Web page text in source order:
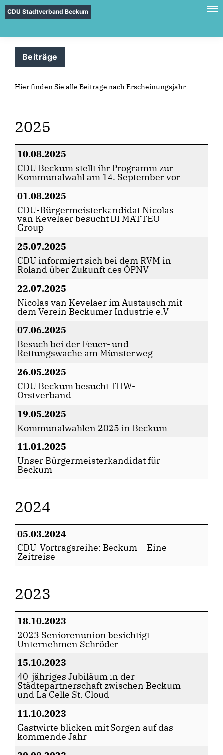
CDU Stadtverband Beckum
Beiträge
Hier finden Sie alle Beiträge nach Erscheinungsjahr
2025
10.08.2025
CDU Beckum stellt ihr Programm zur
Kommunalwahl am 14. September vor
01.08.2025
CDU-Bürgermeisterkandidat Nicolas
van Kevelaer besucht DI MATTEO
Group
25.07.2025
CDU informiert sich bei dem RVM in
Roland über Zukunft des ÖPNV
22.07.2025
Nicolas van Kevelaer im Austausch mit
dem Verein Beckumer Industrie e.V
07.06.2025
Besuch bei der Feuer- und
Rettungswache am Münsterweg
26.05.2025
CDU Beckum besucht THW-
Orstverband
19.05.2025
Kommunalwahlen 2025 in Beckum
11.01.2025
Unser Bürgermeisterkandidat für
Beckum
2024
05.03.2024
CDU-Vortragsreihe: Beckum – Eine
Zeitreise
2023
18.10.2023
2023 Seniorenunion besichtigt
Unternehmen Schröder
15.10.2023
40-jähriges Jubiläum in der
Städtepartnerschaft zwischen Beckum
und La Celle St. Cloud
11.10.2023
Gastwirte blicken mit Sorgen auf das
kommende Jahr